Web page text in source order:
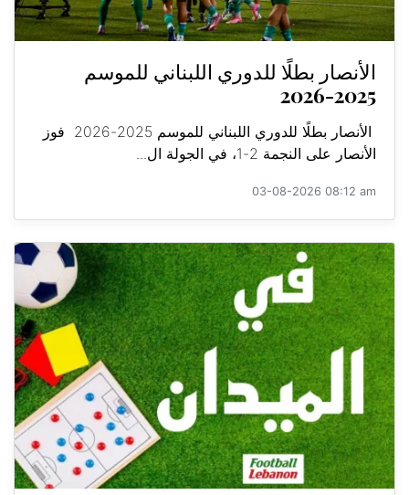
الأنصار بطلًا للدوري اللبناني للموسم
2025-2026
الأنصار بطلًا للدوري اللبناني للموسم 2025-2026 فوز
الأنصار على النجمة 2-1، في الجولة ال...
03-08-2026 08:12 am